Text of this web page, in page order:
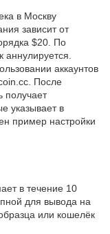
в Москву
зависит от
$20. По
аккаунтов
После
получает
указывает в
пример настройки
в течение 10
для вывода на
или кошелёк